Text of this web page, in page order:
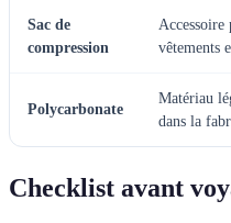
Sac de
compression
vêtements
Polycarbonate
Matériau
dans la
Checklist avant